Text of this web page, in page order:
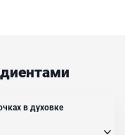
в духовке